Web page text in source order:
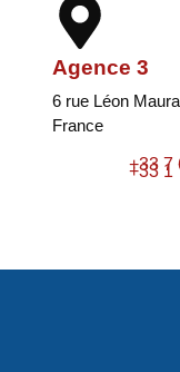
Agence 3
6 rue Léon
France
+33 7
+33 1